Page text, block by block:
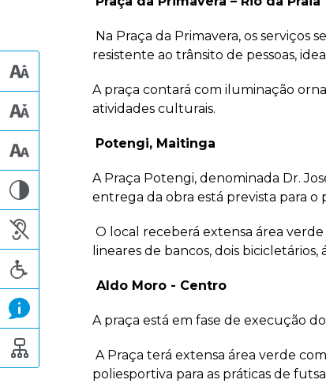
Na Praça da Primavera, os serviços
resistente ao trânsito de pessoas,
A praça contará com iluminação
atividades culturais.
Potengi, Maitinga
A Praça Potengi, denominada Dr.
entrega da obra está prevista para o
O local receberá extensa área
lineares de bancos, dois
Aldo Moro - Centro
A praça está em fase de execução
A Praça terá extensa área verde
poliesportiva para as práticas de